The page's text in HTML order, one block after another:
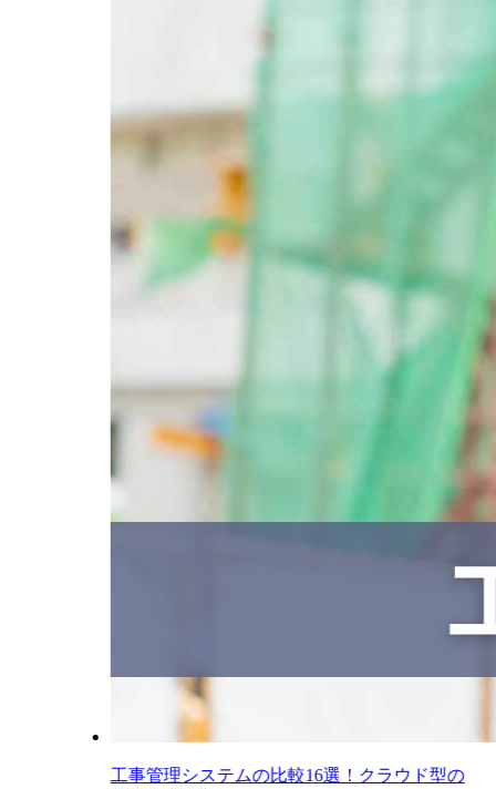
工事管理システムの比較16選！クラウド型の